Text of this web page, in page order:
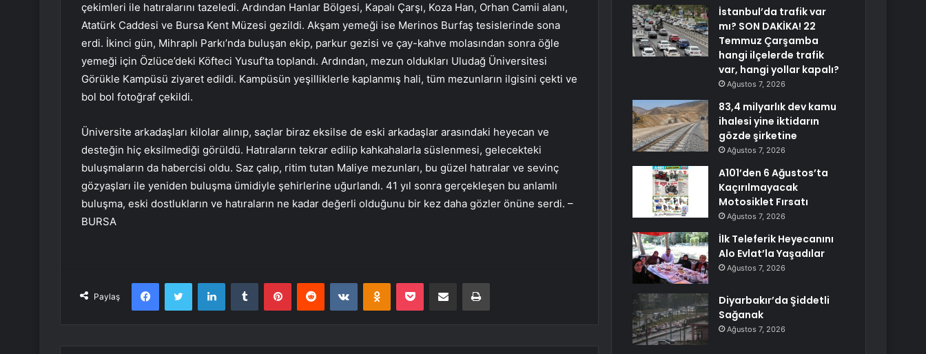
çekimleri ile hatıralarını tazeledi. Ardından Hanlar Bölgesi, Kapalı Çarşı, Koza Han, Orhan Camii alanı,
Atatürk Caddesi ve Bursa Kent Müzesi gezildi. Akşam yemeği ise Merinos Burfaş tesislerinde sona
erdi. İkinci gün, Mihraplı Parkı’nda buluşan ekip, parkur gezisi ve çay-kahve molasından sonra öğle
yemeği için Özlüce’deki Köfteci Yusuf’ta toplandı. Ardından, mezun oldukları Uludağ Üniversitesi
Görükle Kampüsü ziyaret edildi. Kampüsün yeşilliklerle kaplanmış hali, tüm mezunların ilgisini çekti ve
bol bol fotoğraf çekildi.
Üniversite arkadaşları kilolar alınıp, saçlar biraz eksilse de eski arkadaşlar arasındaki heyecan ve
desteğin hiç eksilmediği görüldü. Hatıraların tekrar edilip kahkahalarla süslenmesi, gelecekteki
buluşmaların da habercisi oldu. Saz çalıp, ritim tutan Maliye mezunları, bu güzel hatıralar ve sevinç
gözyaşları ile yeniden buluşma ümidiyle şehirlerine uğurlandı. 41 yıl sonra gerçekleşen bu anlamlı
buluşma, eski dostlukların ve hatıraların ne kadar değerli olduğunu bir kez daha gözler önüne serdi. –
BURSA
Paylaş
FacebookTwitter LinkedInTumblr PinterestReddit VKontakteOdnoklassniki
Pocket E-Posta ile paylaş Yazdır
İstanbul’da trafik var
mı? SON DAKİKA! 22
Temmuz Çarşamba
hangi ilçelerde trafik
var, hangi yollar kapalı?
Ağustos 7, 2026
83,4 milyarlık dev kamu
ihalesi yine iktidarın
gözde şirketine
Ağustos 7, 2026
A101’den 6 Ağustos’ta
Kaçırılmayacak
Motosiklet Fırsatı
Ağustos 7, 2026
İlk Teleferik Heyecanını
Alo Evlat’la Yaşadılar
Ağustos 7, 2026
Diyarbakır’da Şiddetli
Sağanak
Ağustos 7, 2026